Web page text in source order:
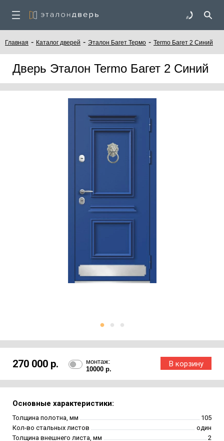
Главная - Каталог дверей - Эталон Багет Термо - Termo Багет 2 Синий
Дверь Эталон Termo Багет 2 Синий
270 000 р.
монтаж:
10000 р.
Основные характеристики:
Толщина полотна, мм
105
Кол-во стальных листов
один
Толщина внешнего листа, мм
2